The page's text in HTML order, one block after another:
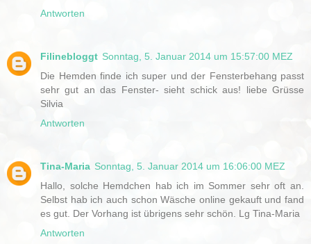
Antworten
Filinebloggt Sonntag, 5. Januar 2014 um 15:57:00 MEZ
Die Hemden finde ich super und der Fensterbehang passt
sehr gut an das Fenster- sieht schick aus! liebe Grüsse
Silvia
Antworten
Tina-Maria Sonntag, 5. Januar 2014 um 16:06:00 MEZ
Hallo, solche Hemdchen hab ich im Sommer sehr oft an.
Selbst hab ich auch schon Wäsche online gekauft und fand
es gut. Der Vorhang ist übrigens sehr schön. Lg Tina-Maria
Antworten